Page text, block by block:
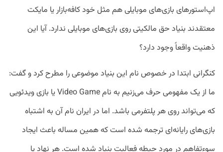
اپ‌استور‌های بازی‌های موبایلی هم مثل خود کافه‌بازار یا مایکت
معتقدند بنیاد حق مالکیتی روی بازی‌های موبایلی ندارد. آیا این
ذهنیت واقعاً وجود دارد؟
کنگرانی ابتدا در خصوص نام این بنیاد موضوعی را مطرح کرد و گفت:
ما از یک مفهومی حرف می‌زنیم به نام Video Game یا بازی ویدئویی
که می‌تواند روی هر پلتفرمی باشد. اما در ایران نام آن به اشتباه
بازی‌های رایانه‌ای ترجمه شده است که همین مساله باعث ایجاد
سوءتفاهم در مورد حیطه فعالیت بنیاد شده است. هر نهاد یا